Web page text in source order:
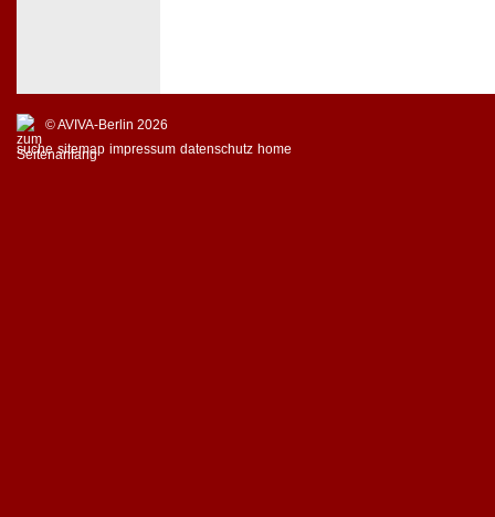
© AVIVA-Berlin 2026
suche sitemap impressum datenschutz home